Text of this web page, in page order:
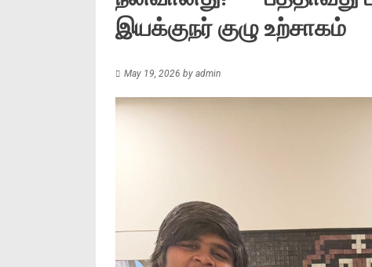
இயக்குநர் குழு உற்சாகம்
May 19, 2026 by admin